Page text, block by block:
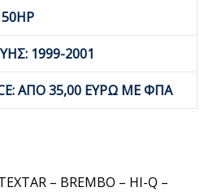
1999-2001
ΑΠΟ 35,00 ΕΥΡΩ ΜΕ ΦΠΑ
– BREMBO – HI-Q –